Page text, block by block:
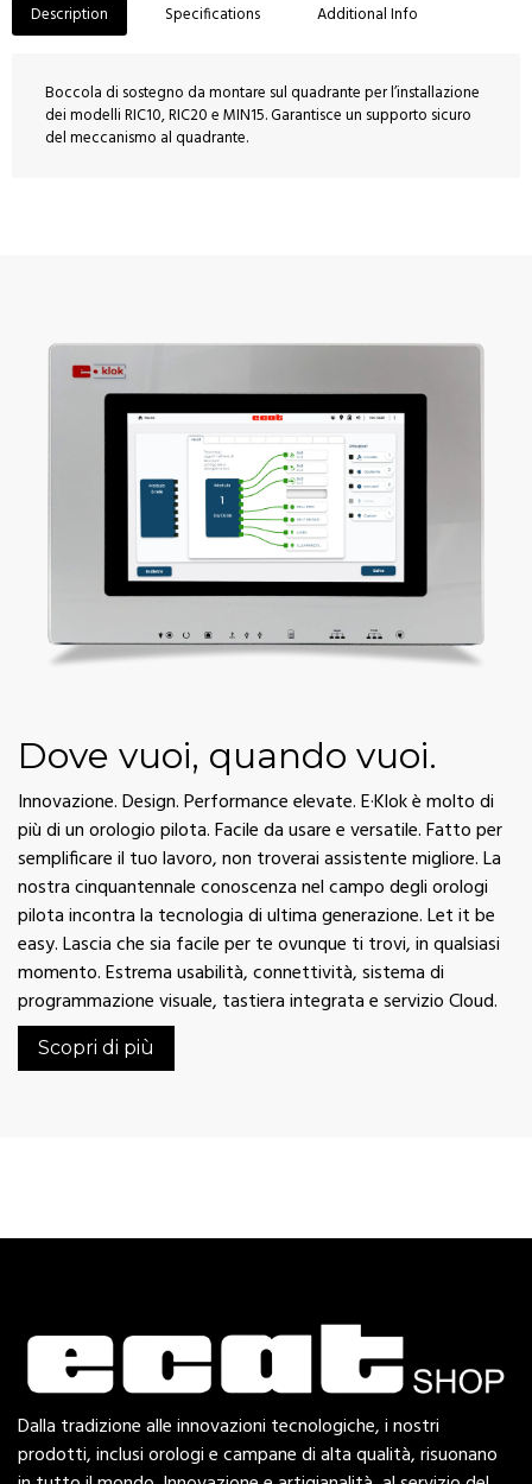
Description Specifications Additional Info
Boccola di sostegno da montare sul quadrante per l’installazione
dei modelli RIC10, RIC20 e MIN15. Garantisce un supporto sicuro
del meccanismo al quadrante.
Dove vuoi, quando vuoi.
Innovazione. Design. Performance elevate. E·Klok è molto di
più di un orologio pilota. Facile da usare e versatile. Fatto per
semplificare il tuo lavoro, non troverai assistente migliore. La
nostra cinquantennale conoscenza nel campo degli orologi
pilota incontra la tecnologia di ultima generazione. Let it be
easy. Lascia che sia facile per te ovunque ti trovi, in qualsiasi
momento. Estrema usabilità, connettività, sistema di
programmazione visuale, tastiera integrata e servizio Cloud.
Scopri di più
Dalla tradizione alle innovazioni tecnologiche, i nostri
prodotti, inclusi orologi e campane di alta qualità, risuonano